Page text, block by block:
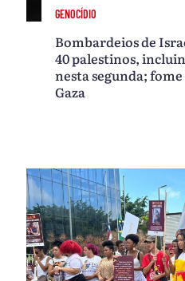
GENOCÍDIO
Bombardeios de
40 palestinos,
nesta segunda;
Gaza